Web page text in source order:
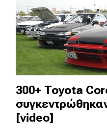
Χρηστικά
Συμβουλές
ΚΤΕΟ
Οδική βοήθεια
300+ Toyota
[video]